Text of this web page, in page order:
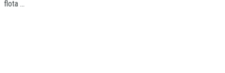
flota ...